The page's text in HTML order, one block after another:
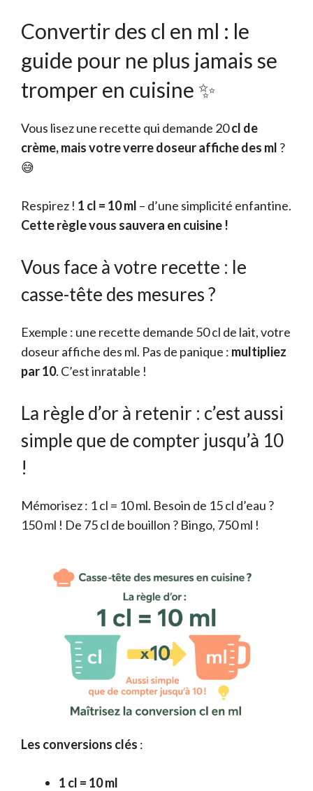
Convertir des cl en ml : le
guide pour ne plus jamais se
tromper en cuisine ✨
Vous lisez une recette qui demande 20cl de
crème, mais votre verre doseur affiche des ml ?
😅
Respirez ! 1 cl = 10 ml – d’une simplicité enfantine.
Cette règle vous sauvera en cuisine !
Vous face à votre recette : le
casse-tête des mesures ?
Exemple : une recette demande 50 cl de lait, votre
doseur affiche des ml. Pas de panique : multipliez
par 10. C’est inratable !
La règle d’or à retenir : c’est aussi
simple que de compter jusqu’à 10
!
Mémorisez : 1 cl = 10 ml. Besoin de 15 cl d’eau ?
150 ml ! De 75 cl de bouillon ? Bingo, 750 ml !
Les conversions clés :
1 cl = 10 ml